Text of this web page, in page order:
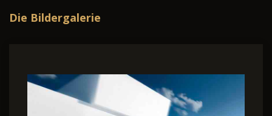
Die Bildergalerie